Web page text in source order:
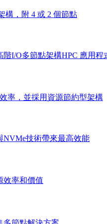
構，附 4 或 2 個節點
階I/O多節點架構HPC 應用程
率，並採用資源節約型架構
NVMe技術帶來最高效能
效率和價值